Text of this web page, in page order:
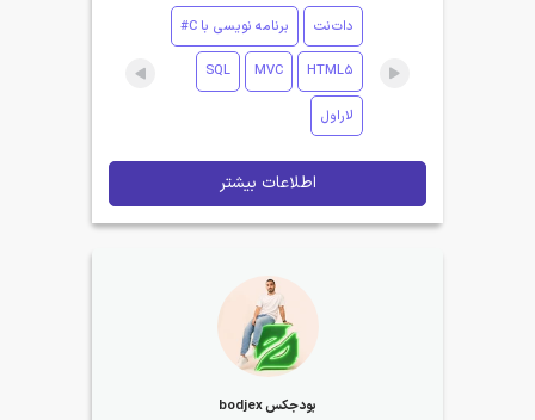
دات‌نت برنامه نویسی با C#
HTML5
MVC
SQL
لاراول
اطلاعات بیشتر
بودجکس bodjex